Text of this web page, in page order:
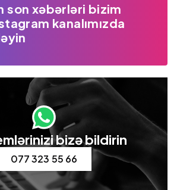
son xəbərləri bizim
kanalımızda
bizə bildirin
077 323 55 66